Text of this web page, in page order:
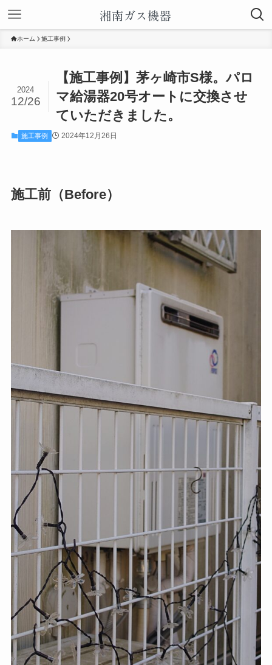
ホーム 施工事例
【施工事例】茅ヶ崎市S様。パロ
マ給湯器20号オートに交換させ
ていただきました。
2024
12/26
施工事例 2024年12月26日
施工前（Before）